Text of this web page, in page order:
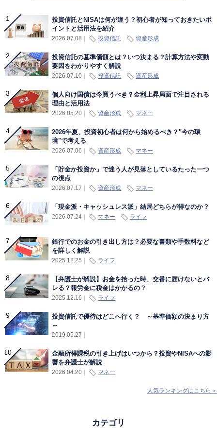
カテゴリ
投資信託とNISAは何が違う？初心者が知っておきたいポ
イントと活用法を紹介
2026.07.08 投資信託 資産形成
投資信託の基準価額とは？いつ決まる？計算方法や変動
要因をわかりやすく解説
2026.07.10｜ 投資信託 資産形成
個人向け国債は今買うべき？金利上昇局面で注目される
理由と活用法
2026.05.20｜ 資産形成 マネー
2026年夏、投資初心者は何から始めるべき？"今の環
境"で考える
2026.07.06 資産形成 マネー
「貯金か投資か」で迷う人が見落としているたった一つ
の視点
2026.07.17 資産形成 マネー
「現金派・キャッシュレス派」結局どちらが得なのか？
2026.07.24｜ マネー ライフ
銀行でのお金の引き出し方は？必要な書類や手数料など
を詳しく解説
2025.12.25 ライフ
【弁護士が解説】お金を拾った時、交番に届けないとバ
レる？報労金に税金はかかるの？
2025.12.16 ライフ
投資信託で優待はどこへ行く？ ～基準価額の決まり方
～
2019.06.27
金融所得課税の引き上げはいつから？投資やNISAへの影
響を弁護士が解説
2026.04.20｜ マネー
人気ランキングはこちら＞